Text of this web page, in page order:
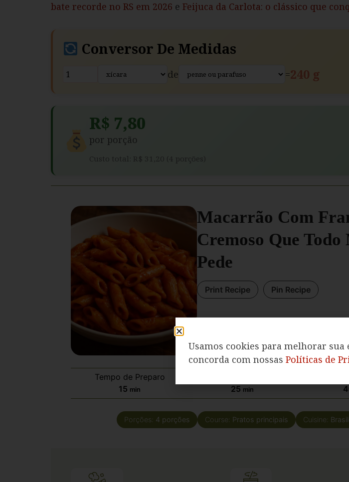
bate recorde no RS em 2026 e Feijuca da Carlota: o clássico que
Conversor De Medidas
de =240 g
R$ 7,80
por porção
Custo total: R$ 31,20 (4 porções)
Macarrão Com
Cremoso Que Todo
Pede
Print Recipe Pin Recipe
Tempo de Preparo
15 min
25 min
Porções: 4 porções Course: Pratos principais Cuisine:
Usamos cookies para melhorar sua
concorda com nossas Políticas de